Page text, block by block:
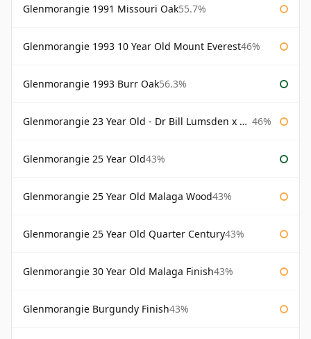
Glenmorangie 1991 Missouri Oak55.7%
Glenmorangie 1993 10 Year Old Mount Everest46%
Glenmorangie 1993 Burr Oak56.3%
Glenmorangie 23 Year Old - Dr Bill Lumsden x Azuma Makoto 46%
Glenmorangie 25 Year Old43%
Glenmorangie 25 Year Old Malaga Wood43%
Glenmorangie 25 Year Old Quarter Century43%
Glenmorangie 30 Year Old Malaga Finish43%
Glenmorangie Burgundy Finish43%